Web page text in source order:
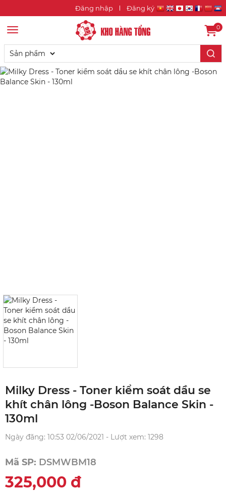
Đăng nhập Đăng ký
0
Milky Dress - Toner kiểm soát dầu se
khít chân lông -Boson Balance Skin -
130ml
Ngày đăng: 10:53 02/06/2021 - Lượt xem: 1298
Mã SP: DSMWBM18
325,000 đ